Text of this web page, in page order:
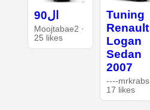
ال90
Moojtabae2 ·
25 likes
Tuning
Renault
Logan
Sedan
2007
----mrkrabs
17 likes